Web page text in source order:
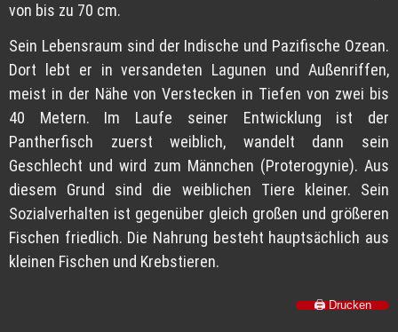
von bis zu 70 cm.
Sein Lebensraum sind der Indische und Pazifische Ozean.
Dort lebt er in versandeten Lagunen und Außenriffen,
meist in der Nähe von Verstecken in Tiefen von zwei bis
40 Metern. Im Laufe seiner Entwicklung ist der
Pantherfisch zuerst weiblich, wandelt dann sein
Geschlecht und wird zum Männchen (Proterogynie). Aus
diesem Grund sind die weiblichen Tiere kleiner. Sein
Sozialverhalten ist gegenüber gleich großen und größeren
Fischen friedlich. Die Nahrung besteht hauptsächlich aus
kleinen Fischen und Krebstieren.
🖨️ Drucken